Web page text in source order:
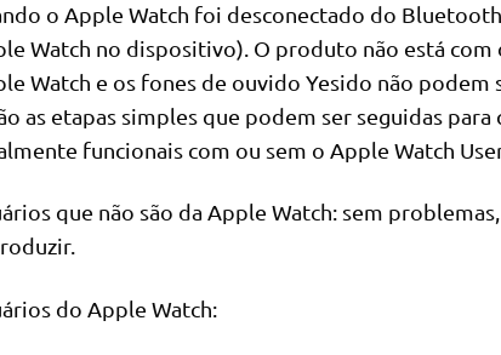
o Apple Watch foi desconectado do
Watch no dispositivo). O produto não está
Watch e os fones de ouvido Yesido não
as etapas simples que podem ser seguidas
funcionais com ou sem o Apple Watch
que não são da Apple Watch: sem
do Apple Watch: